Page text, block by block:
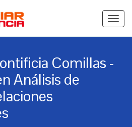
Ver
Comillas -
Análisis de